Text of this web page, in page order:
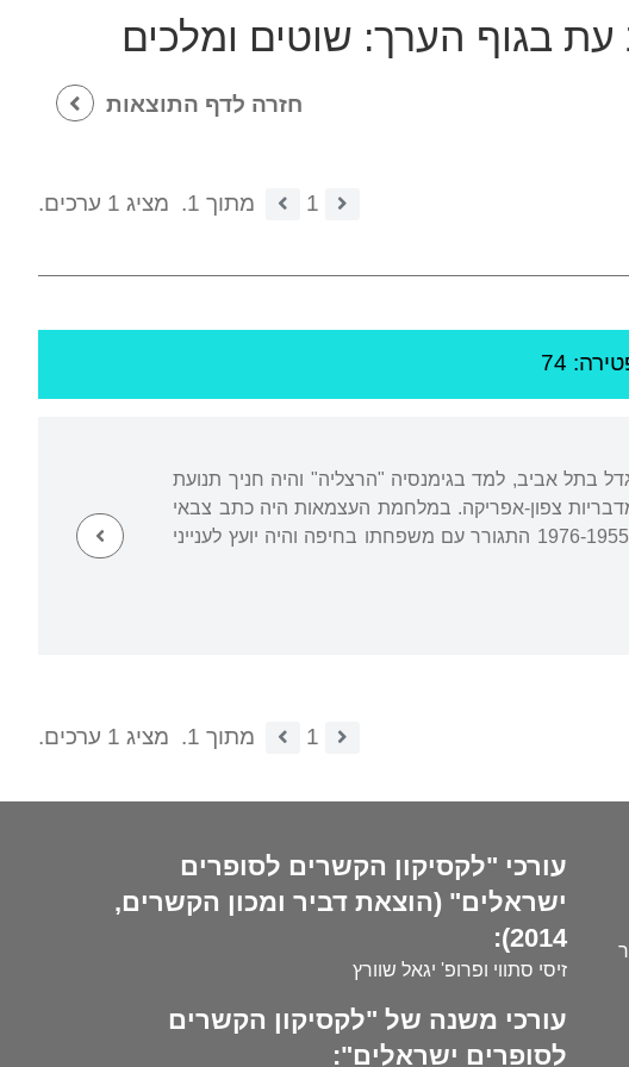
עת בגוף הערך: שוטים ומלכים
חזרה לדף התוצאות
1 מתוך 1.
מציג 1 ערכים.
74
בתל אביב, למד בגימנסיה "הרצליה" והיה חניך תנועת
צפון-אפריקה. במלחמת העצמאות היה כתב צבאי
ובמבצע קדש קצין חינוך. ב-1950 הצטרף ל"מעריב", שם עבד עד 1988. בשנים 1976-1955 התגורר עם משפחתו בחיפה והיה יועץ לענייני
1 מתוך 1. מציג 1 ערכים.
עורכי "לקסיקון הקשרים לסופרים
ישראלים" (הוצאת דביר ומכון הקשרים,
2014):
זיסי סתווי ופרופ' יגאל שוורץ
עורכי משנה של "לקסיקון הקשרים
לסופרים ישראלים":